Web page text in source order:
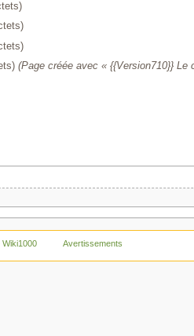
(Page créée avec « {{Version710}}
Avertissements